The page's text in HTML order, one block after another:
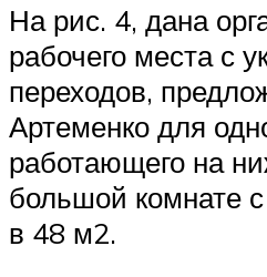
На рис. 4, дана
рабочего места с
переходов,
Артеменко для
работающего на
большой комнате
в 48 м2.